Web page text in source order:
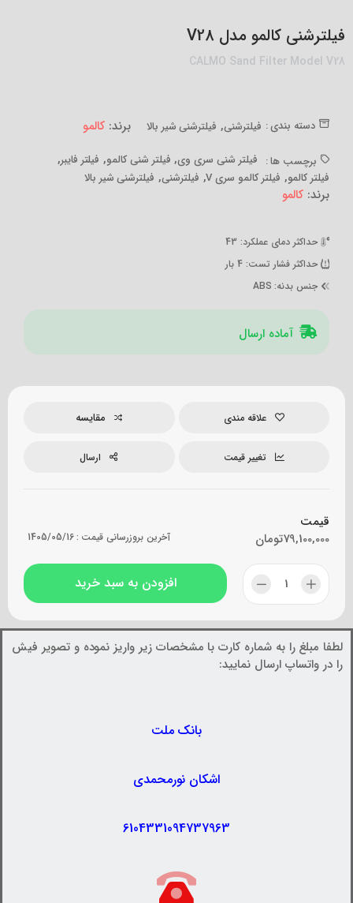
فیلترشنی کالمو مدل V28
CALMO Sand Filter Model V28
دسته بندی : فیلترشنی, فیلترشنی شیر بالا برند: کالمو
برچسب ها : فیلتر شنی سری وی, فیلتر شنی کالمو, فیلتر فایبر,
فیلتر کالمو, فیلتر کالمو سری V , فیلترشنی, فیلترشنی شیر بالا
برند: کالمو
حداکثر دمای عملکرد: 43
حداکثر فشار تست: 4 بار
جنس بدنه: ABS
آماده ارسال
علاقه مندی مقایسه
تغییر قیمت ارسال
قیمت
تومان79,100,000 آخرین بروزرسانی قیمت :1405/05/16
افزودن به سبد خرید
لطفا مبلغ را به شماره کارت با مشخصات زیر واریز نموده و تصویر فیش
را در واتساپ ارسال نمایید:
بانک ملت
اشکان نورمحمدی
6104331094737963